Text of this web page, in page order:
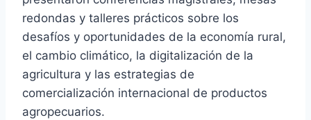
redondas y talleres prácticos sobre los
desafíos y oportunidades de la economía rural,
el cambio climático, la digitalización de la
agricultura y las estrategias de
comercialización internacional de productos
agropecuarios.